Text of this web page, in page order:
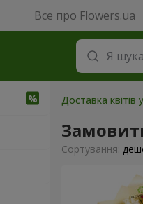
Все про Flowers.ua
Доставка
Сортування: